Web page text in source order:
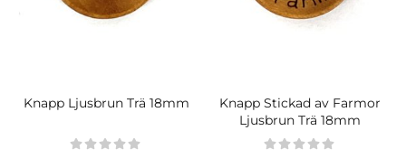
Knapp Ljusbrun Trä 18mm
Knapp Stickad av Farmor
Ljusbrun Trä 18mm